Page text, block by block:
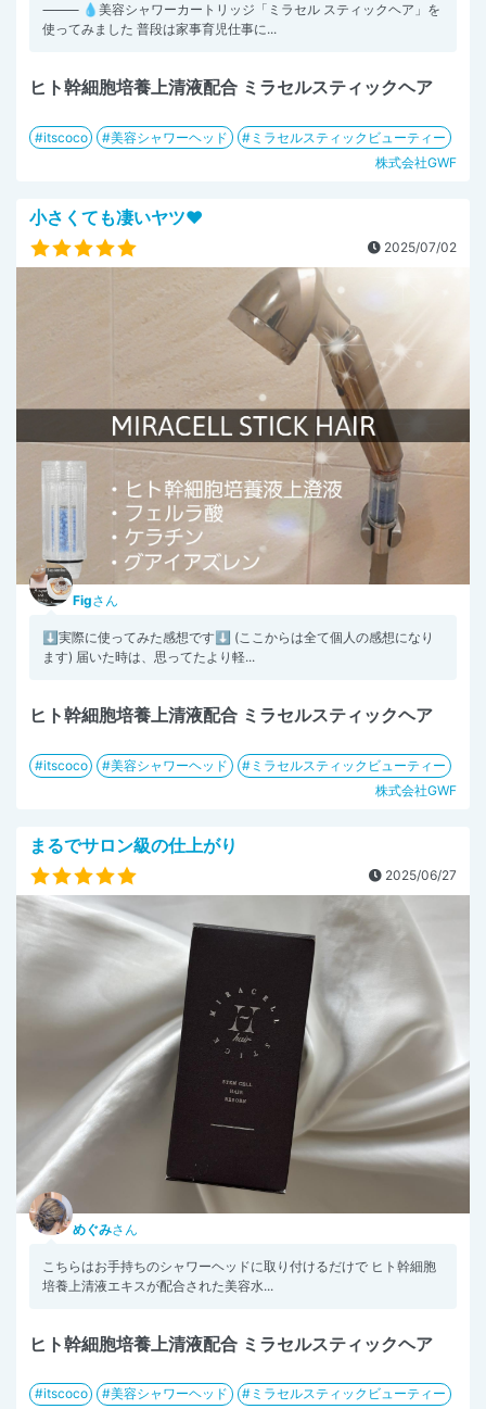
⸻ 💧美容シャワーカートリッジ「ミラセル スティックヘア」を
使ってみました 普段は家事育児仕事に...
ヒト幹細胞培養上清液配合 ミラセルスティックヘア
itscoco 美容シャワーヘッド
ミラセルスティックビューティー
株式会社GWF
小さくても凄いヤツ❤️
2025/07/02
Figさん
⬇️実際に使ってみた感想です⬇️ (ここからは全て個人の感想になり
ます) 届いた時は、思ってたより軽...
ヒト幹細胞培養上清液配合 ミラセルスティックヘア
itscoco 美容シャワーヘッド
ミラセルスティックビューティー
株式会社GWF
まるでサロン級の仕上がり
2025/06/27
めぐみさん
こちらはお手持ちのシャワーヘッドに取り付けるだけで ヒト幹細胞
培養上清液エキスが配合された美容水...
ヒト幹細胞培養上清液配合 ミラセルスティックヘア
itscoco 美容シャワーヘッド
ミラセルスティックビューティー